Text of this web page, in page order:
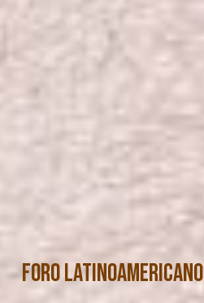
FORO Latinoamericano